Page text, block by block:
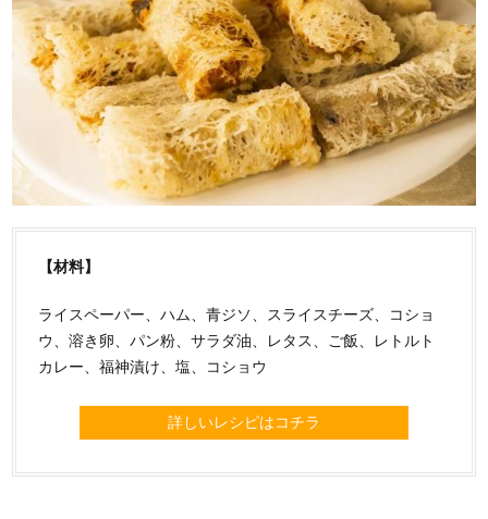
【材料】
ライスペーパー、ハム、青ジソ、スライスチーズ、コショ
ウ、溶き卵、パン粉、サラダ油、レタス、ご飯、レトルト
カレー、福神漬け、塩、コショウ
詳しいレシピはコチラ